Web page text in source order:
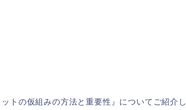
トの仮組みの方法と重要性』についてご紹介し